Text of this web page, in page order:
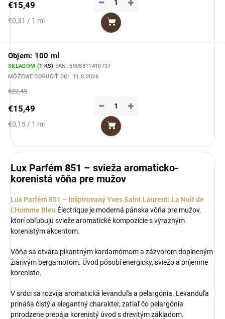
€15,49
Jednotková
€0,31 / 1 ml
+
−
Do košíka
Objem: 100 ml
SKLADOM (1 KS) EAN: 5905311410737
MÔŽEME DORUČIŤ DO:
11.8.2026
€22,49
€15,49
Jednotková
€0,15 / 1 ml
+
−
Do košíka
Lux Parfém 851 – svieža aromaticko-
korenistá vôňa pre mužov
Lux Parfém 851 – Inšpirovaný Yves Saint Laurent: La Nuit de
L'Homme Bleu Électrique je moderná pánska vôňa pre mužov,
ktorí obľubujú svieže aromatické kompozície s výrazným
korenistým akcentom.
Vôňa sa otvára pikantným kardamómom a zázvorom doplneným
žiarivým bergamotom. Úvod pôsobí energicky, sviežo a príjemne
korenisto.
V srdci sa rozvíja aromatická levanduľa a pelargónia. Levanduľa
prináša čistý a elegantný charakter, zatiaľ čo pelargónia
prirodzene prepája korenistý úvod s drevitým základom.